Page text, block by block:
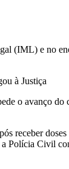
(IML) e no
à Justiça
o avanço
receber
Civil